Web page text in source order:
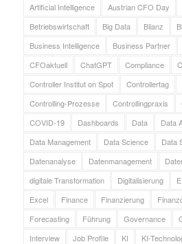
Artificial Intelligence
Austrian CFO Day
Betriebswirtschaft
Big Data Bilanz
Business Intelligence
Business Partner
CFOaktuell
ChatGPT Compliance
Controller Institut on Spot
Controllertag
Controlling-Prozesse
Controllingpraxis
COVID-19
Dashboards Data
Data
Data Management
Data Science Data
Datenanalyse
Datenmanagement
digitale Transformation
Digitalisierung
Excel
Finance Finanzierung
Forecasting
Führung Governance
Interview
Job Profile KI KI-